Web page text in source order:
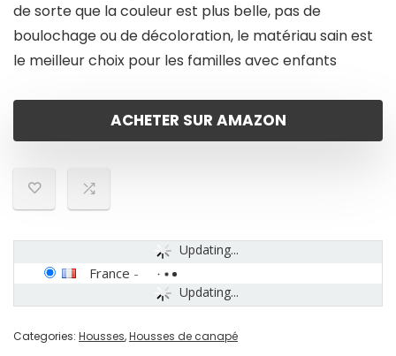
de sorte que la couleur est plus belle, pas de
boulochage ou de décoloration, le matériau sain est
le meilleur choix pour les familles avec enfants
ACHETER SUR AMAZON
Updating...
Updating...
France -
Categories: Housses,Housses de canapé